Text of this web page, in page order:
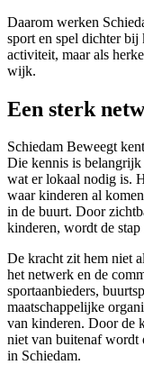
Daarom werken
sport en spel dichter bij
activiteit, maar als
wijk.
Een sterk
Schiedam Beweegt
Die kennis is belangrijk
wat er lokaal nodig is.
waar kinderen al
in de buurt. Door
kinderen, wordt de
De kracht zit hem niet
het netwerk en de
sportaanbieders,
maatschappelijke
van kinderen. Door de
niet van buitenaf wordt
in Schiedam.